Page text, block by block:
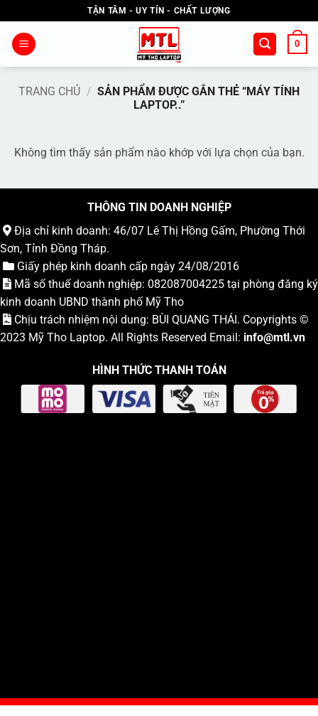
qua
nội
TẬN TÂM - UY TÍN - CHẤT LƯỢNG
0
TRANG CHỦ / SẢN PHẨM ĐƯỢC GẮN THẺ “MÁY TÍNH
LAPTOP..”
Không tìm thấy sản phẩm nào khớp với lựa chọn của bạn.
THÔNG TIN DOANH NGHIỆP
Địa chỉ kinh doanh: 46/07 Lê Thị Hồng Gấm, Phường Thới
Sơn, Tỉnh Đồng Tháp.
Giấy phép kinh doanh cấp ngày 24/08/2016
Mã số thuế doanh nghiệp: 082087004225 tại phòng đăng ký
kinh doanh UBND thành phố Mỹ Tho
Chịu trách nhiệm nội dung: BÙI QUANG THÁI. Copyrights ©
2023 Mỹ Tho Laptop. All Rights Reserved Email: info@mtl.vn
HÌNH THỨC THANH TOÁN